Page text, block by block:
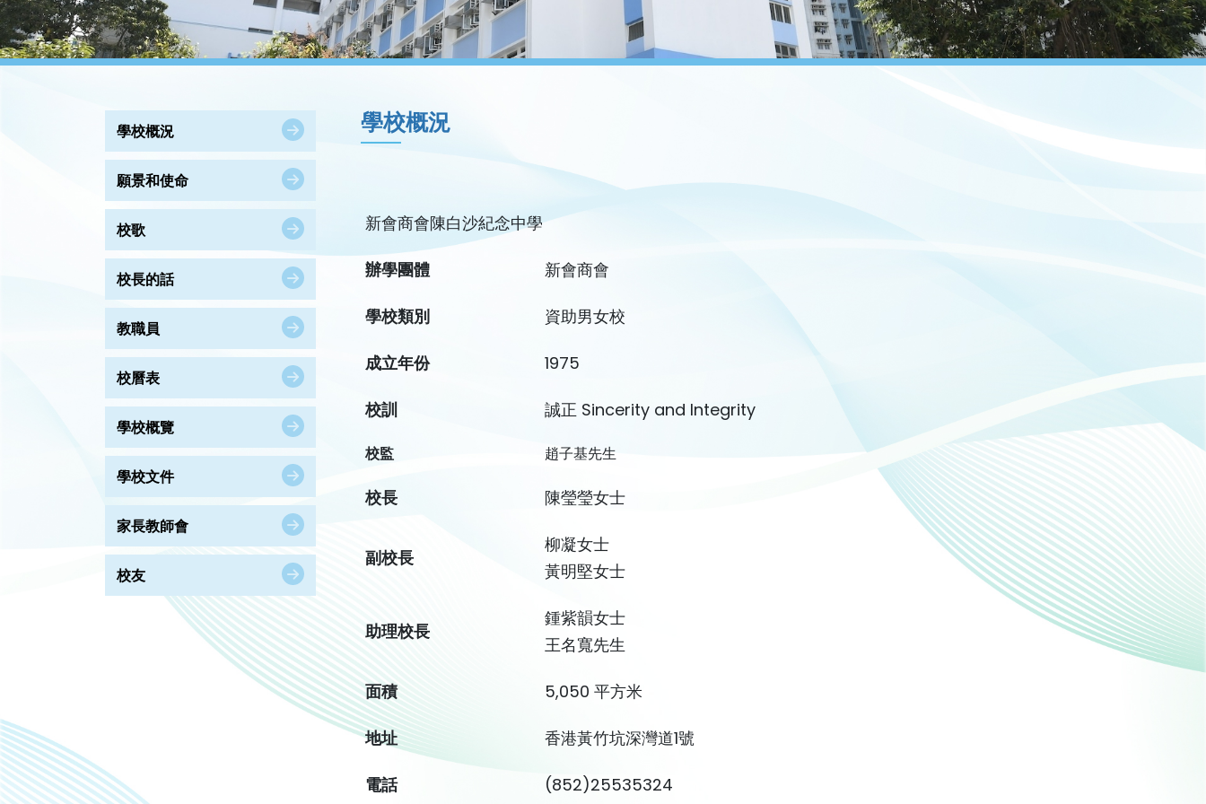
學校概況
願景和使命
校歌
校長的話
教職員
校曆表
學校概覽
學校文件
家長教師會
校友
學校概況
新會商會陳白沙紀念中學
辦學團體 新會商會
學校類別 資助男女校
成立年份 1975
校訓 誠正 Sincerity and Integrity
校監 趙子基先生
校長 陳瑩瑩女士
副校長
柳凝女士
黃明堅女士
助理校長
鍾紫韻女士
王名寬先生
面積 5,050 平方米
地址 香港黃竹坑深灣道1號
電話 (852)25535324